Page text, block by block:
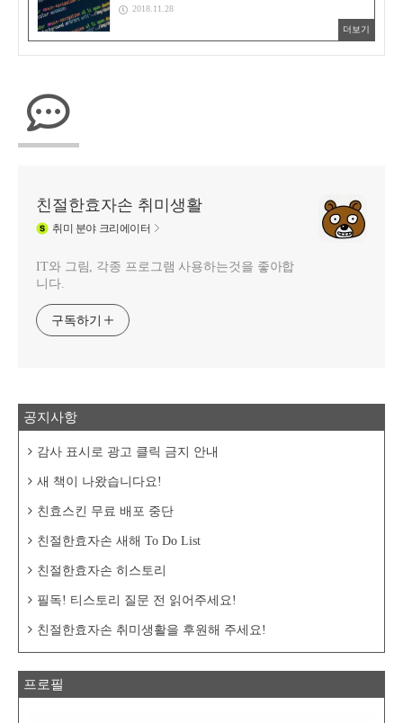
2018.11.28
더보기
친절한효자손 취미생활
취미 분야 크리에이터
IT와 그림, 각종 프로그램 사용하는것을 좋아합
니다.
구독하기
공지사항
감사 표시로 광고 클릭 금지 안내
새 책이 나왔습니다요!
친효스킨 무료 배포 중단
친절한효자손 새해 To Do List
친절한효자손 히스토리
필독! 티스토리 질문 전 읽어주세요!
친절한효자손 취미생활을 후원해 주세요!
프로필